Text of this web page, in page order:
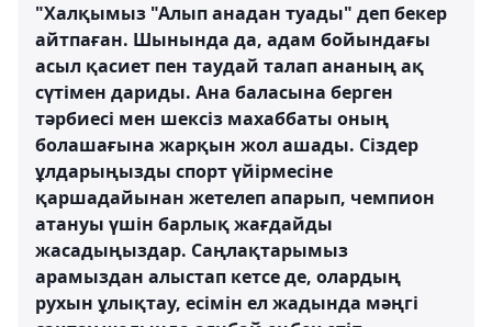
"Халқымыз "Алып анадан туады" деп бекер
айтпаған. Шынында да, адам бойындағы
асыл қасиет пен таудай талап ананың ақ
сүтімен дариды. Ана баласына берген
тәрбиесі мен шексіз махаббаты оның
болашағына жарқын жол ашады. Сіздер
ұлдарыңызды спорт үйірмесіне
қаршадайынан жетелеп апарып, чемпион
атануы үшін барлық жағдайды
жасадыңыздар. Саңлақтарымыз
арамыздан алыстап кетсе де, олардың
рухын ұлықтау, есімін ел жадында мәңгі